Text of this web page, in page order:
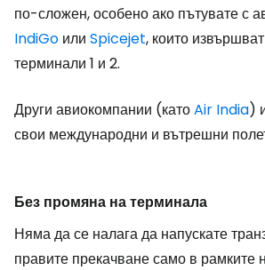
по-сложен, особено ако пътувате с
IndiGo или Spicejet, които
терминали 1 и 2.
Други авиокомпании (катоAir India)
свои международни и вътрешни
Без промяна на терминала
Няма да се налага да напускате
правите прекачване само в рамките